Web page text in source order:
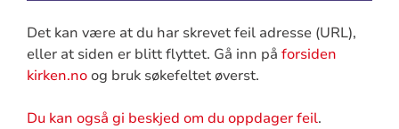
Det kan være at du har skrevet feil adresse (URL),
eller at siden er blitt flyttet. Gå inn på forsiden
kirken.noog bruk søkefeltet øverst.
Du kan også gi beskjed om du oppdager feil.